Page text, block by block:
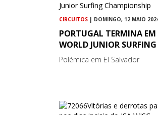
CIRCUITOS | DOMINGO, 12 MAIO
PORTUGAL TERMINA
WORLD JUNIOR
Polémica em El Salvador